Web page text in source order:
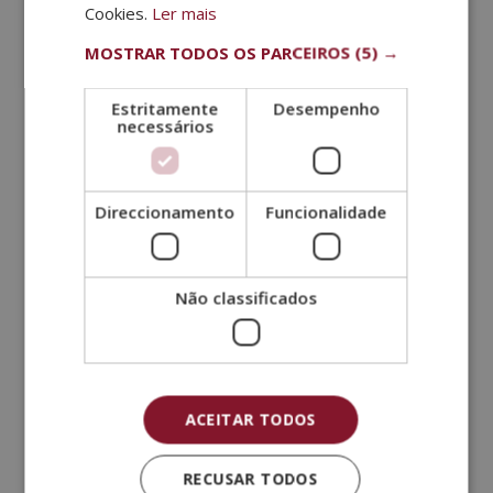
Mestrado Especializado em Musicoterapia
preço
original
era:
2.380,00€.
atual
é:
595,00€.
Cookies. Ler mais
MOSTRAR TODOS OS PARCEIROS (5) →
Estritamente
necessários
Desempenho
Direccionamento Funcionalidade
Não classificados
ACEITAR TODOS
RECUSAR TODOS